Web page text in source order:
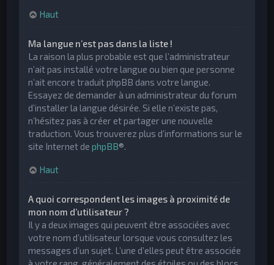
Haut
Ma langue n’est pas dans la liste !
La raison la plus probable est que l’administrateur
n’ait pas installé votre langue ou bien que personne
n’ait encore traduit phpBB dans votre langue.
Essayez de demander à un administrateur du forum
d’installer la langue désirée. Si elle n’existe pas,
n’hésitez pas à créer et partager une nouvelle
traduction. Vous trouverez plus d’informations sur le
site Internet dephpBB®.
Haut
A quoi correspondent les images à proximité de
mon nom d’utilisateur ?
Il y a deux images qui peuvent être associées avec
votre nom d’utilisateur lorsque vous consultez les
messages d’un sujet. L’une d’elles peut être associée